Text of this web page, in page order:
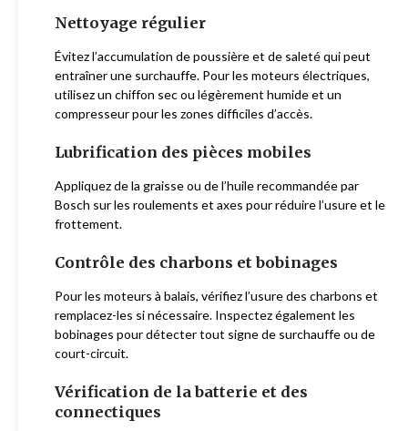
Nettoyage régulier
Évitez l’accumulation de poussière et de saleté qui peut
entraîner une surchauffe. Pour les moteurs électriques,
utilisez un chiffon sec ou légèrement humide et un
compresseur pour les zones difficiles d’accès.
Lubrification des pièces mobiles
Appliquez de la graisse ou de l’huile recommandée par
Bosch sur les roulements et axes pour réduire l’usure et le
frottement.
Contrôle des charbons et bobinages
Pour les moteurs à balais, vérifiez l’usure des charbons et
remplacez-les si nécessaire. Inspectez également les
bobinages pour détecter tout signe de surchauffe ou de
court-circuit.
Vérification de la batterie et des
connectiques